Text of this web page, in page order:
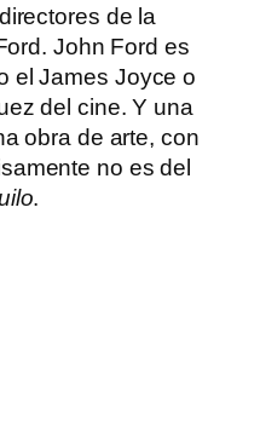
de la
John Ford es
el James Joyce o
del cine. Y una
obra de arte, con
no es del
.